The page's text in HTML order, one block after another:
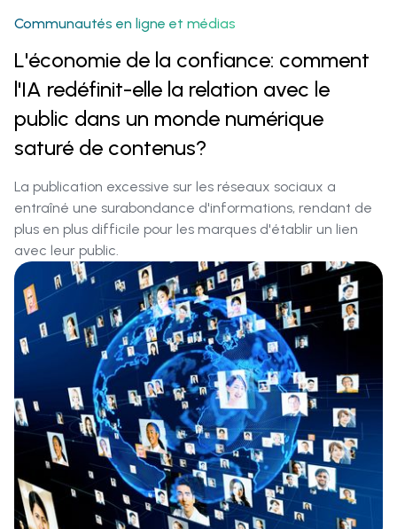
Communautés en ligne et médias‍
L'économie de la confiance: comment
l'IA redéfinit-elle la relation avec le
public dans un monde numérique
saturé de contenus?
La publication excessive sur les réseaux sociaux a
entraîné une surabondance d'informations, rendant de
plus en plus difficile pour les marques d'établir un lien
avec leur public.